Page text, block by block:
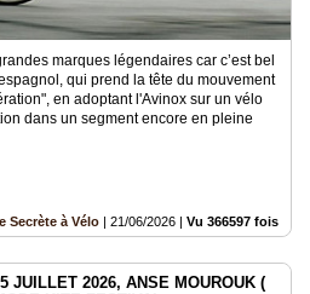
marques légendaires car c’est bel
qui prend la tête du mouvement
en adoptant l'Avinox sur un vélo
dans un segment encore en pleine
Secrète à Vélo | 21/06/2026 | Vu 366597 fois
JUILLET 2026, ANSE MOUROUK (